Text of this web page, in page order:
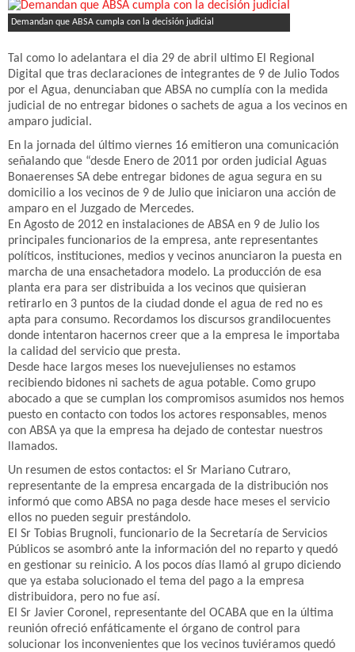
Demandan que ABSA cumpla con la decisión judicial
Tal como lo adelantara el dia 29 de abril ultimo El Regional
Digital que tras declaraciones de integrantes de 9 de Julio Todos
por el Agua, denunciaban que ABSA no cumplía con la medida
judicial de no entregar bidones o sachets de agua a los vecinos en
amparo judicial.
En la jornada del último viernes 16 emitieron una comunicación
señalando que “desde Enero de 2011 por orden judicial Aguas
Bonaerenses SA debe entregar bidones de agua segura en su
domicilio a los vecinos de 9 de Julio que iniciaron una acción de
amparo en el Juzgado de Mercedes.
En Agosto de 2012 en instalaciones de ABSA en 9 de Julio los
principales funcionarios de la empresa, ante representantes
políticos, instituciones, medios y vecinos anunciaron la puesta en
marcha de una ensachetadora modelo. La producción de esa
planta era para ser distribuida a los vecinos que quisieran
retirarlo en 3 puntos de la ciudad donde el agua de red no es
apta para consumo. Recordamos los discursos grandilocuentes
donde intentaron hacernos creer que a la empresa le importaba
la calidad del servicio que presta.
Desde hace largos meses los nuevejulienses no estamos
recibiendo bidones ni sachets de agua potable. Como grupo
abocado a que se cumplan los compromisos asumidos nos hemos
puesto en contacto con todos los actores responsables, menos
con ABSA ya que la empresa ha dejado de contestar nuestros
llamados.
Un resumen de estos contactos: el Sr Mariano Cutraro,
representante de la empresa encargada de la distribución nos
informó que como ABSA no paga desde hace meses el servicio
ellos no pueden seguir prestándolo.
El Sr Tobias Brugnoli, funcionario de la Secretaría de Servicios
Públicos se asombró ante la información del no reparto y quedó
en gestionar su reinicio. A los pocos días llamó al grupo diciendo
que ya estaba solucionado el tema del pago a la empresa
distribuidora, pero no fue así.
El Sr Javier Coronel, representante del OCABA que en la última
reunión ofreció enfáticamente el órgano de control para
solucionar los inconvenientes que los vecinos tuviéramos quedó